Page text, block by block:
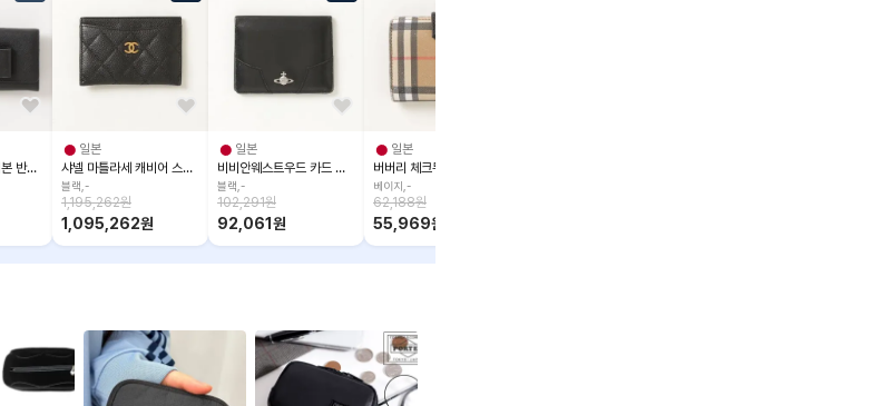
프라다 사피아노 리본 반지갑 장지갑 일반지갑
일본
샤넬 마틀라세 캐비어 스킨 코코 마크 카드 케이스 카드지갑
블랙,-
1,195,262원
1,095,262원
일본
비비안웨스트우드 카드 케이스 카드지갑
블랙,-
102,291원
92,061 원
일본
베이지,-
62,188원
55,969원